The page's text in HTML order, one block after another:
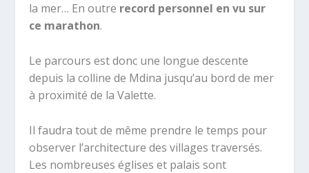
la mer… En outre record personnel en vu sur
ce marathon.
Le parcours est donc une longue descente
depuis la colline de Mdina jusqu’au bord de mer
à proximité de la Valette.
Il faudra tout de même prendre le temps pour
observer l’architecture des villages traversés.
Les nombreuses églises et palais sont